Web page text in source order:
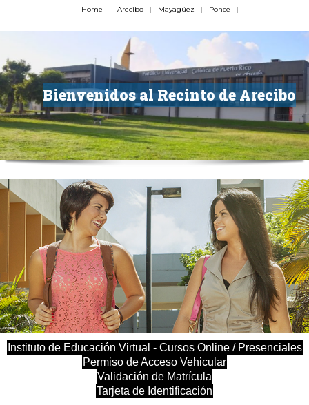
| Home | Arecibo| Mayagüez | Ponce |
Bienvenidos al Recinto de Arecibo
Instituto de Educación Virtual - Cursos Online / Presenciales
Permiso de Acceso Vehicular
Validación de Matrícula
Tarjeta de Identificación